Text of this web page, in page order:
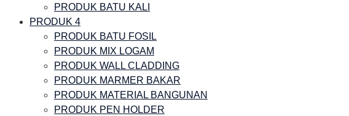
PRODUK BATU KALI
PRODUK 4
PRODUK BATU FOSIL
PRODUK MIX LOGAM
PRODUK WALL CLADDING
PRODUK MARMER BAKAR
PRODUK MATERIAL BANGUNAN
PRODUK PEN HOLDER